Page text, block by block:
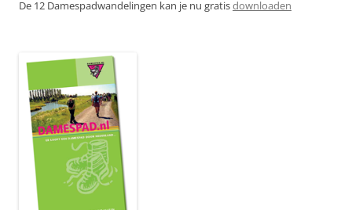
De 12 Damespadwandelingen kan je nu gratisdownloaden